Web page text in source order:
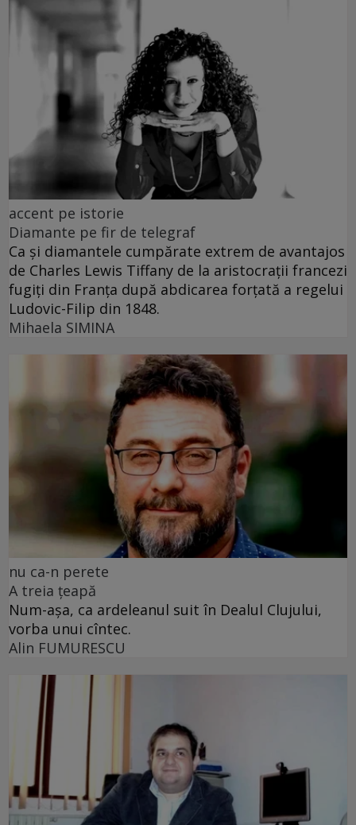
accent pe istorie
Diamante pe fir de telegraf
Ca și diamantele cumpărate extrem de avantajos
de Charles Lewis Tiffany de la aristocrații francezi
fugiți din Franța după abdicarea forțată a regelui
Ludovic-Filip din 1848.
Mihaela SIMINA
nu ca-n perete
A treia țeapă
Num-așa, ca ardeleanul suit în Dealul Clujului,
vorba unui cîntec.
Alin FUMURESCU